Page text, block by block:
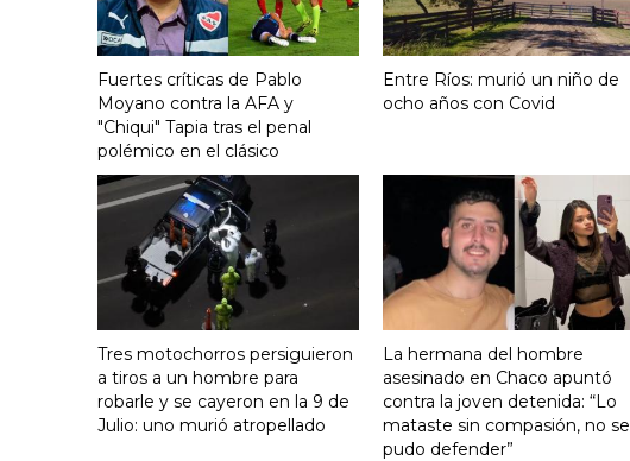
Fuertes críticas de Pablo
Moyano contra la AFA y
"Chiqui" Tapia tras el penal
polémico en el clásico
Entre Ríos: murió un niño de
ocho años con Covid
Tres motochorros persiguieron
a tiros a un hombre para
robarle y se cayeron en la 9 de
Julio: uno murió atropellado
La hermana del hombre
asesinado en Chaco apuntó
contra la joven detenida: “Lo
mataste sin compasión, no se
pudo defender”